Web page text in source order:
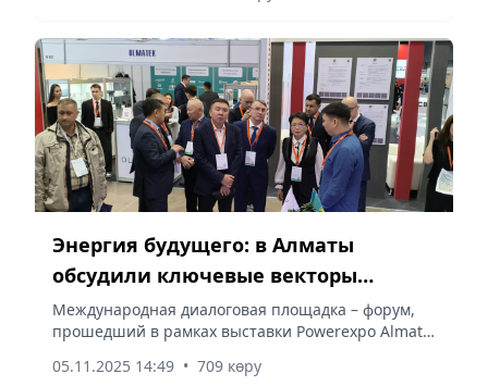
Энергия будущего: в Алматы
обсудили ключевые векторы
развития отрасли
Международная диалоговая площадка – форум,
прошедший в рамках выставки Powerexpo Almaty,
сфере энергетики Казахстана и всего региона,
05.11.2025 14:49 • 709 көру